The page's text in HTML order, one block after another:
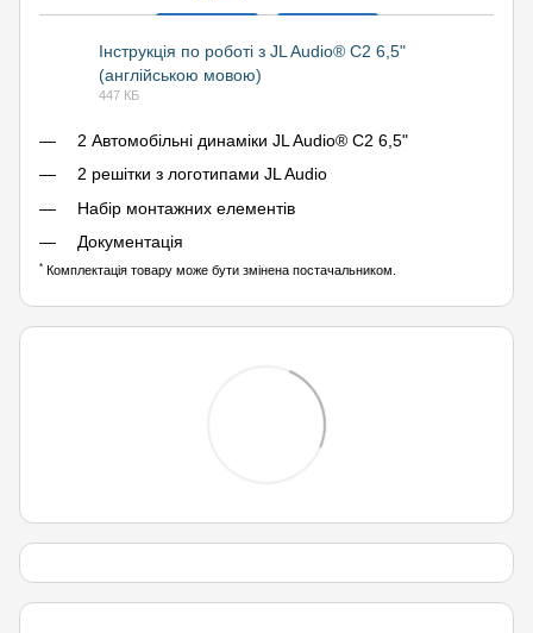
Інструкція по роботі з JL Audio® C2 6,5"
(англійською мовою)
447 КБ
2 Автомобільні динаміки JL Audio® C2 6,5"
2 решітки з логотипами JL Audio
Набір монтажних елементів
Документація
* Комплектація товару може бути змінена постачальником.